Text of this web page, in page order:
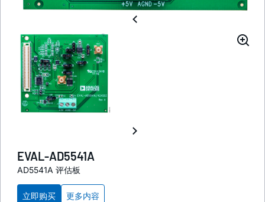
EVAL-AD5541A
AD5541A 评估板
立即购买 更多内容